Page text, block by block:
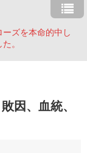
ズを本命的中し
。
因、血統、